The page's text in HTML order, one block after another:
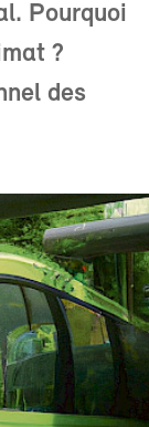
Pourquoi
?
des